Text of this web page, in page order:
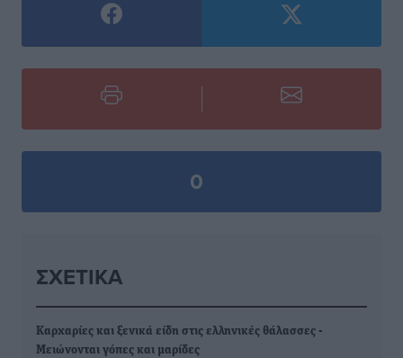
0
ΣΧΕΤΙΚΆ
Καρχαρίες και ξενικά είδη στις ελληνικές θάλασσες -
Μειώνονται γόπες και μαρίδες